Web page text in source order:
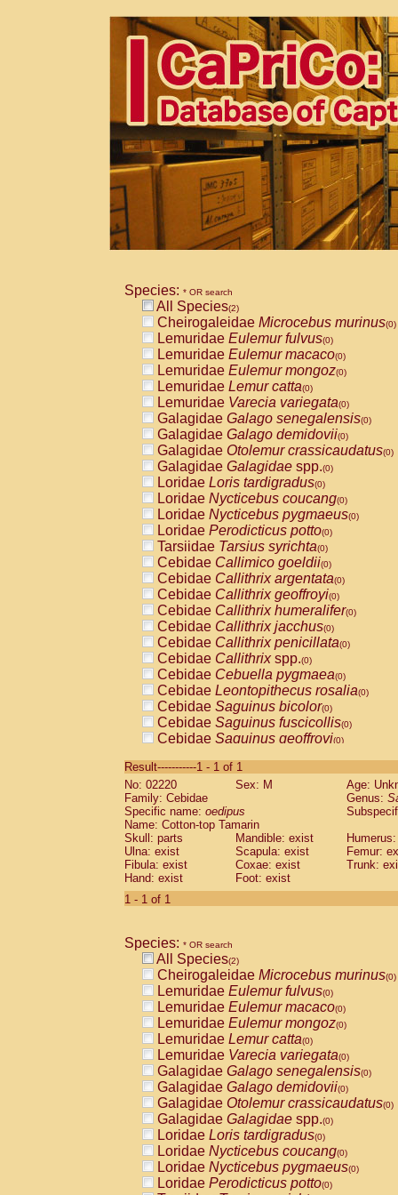
Species: * OR search
All Species(2)
Cheirogaleidae Microcebus murinus(0)
Lemuridae Eulemur fulvus(0)
Lemuridae Eulemur macaco(0)
Lemuridae Eulemur mongoz(0)
Lemuridae Lemur catta(0)
Lemuridae Varecia variegata(0)
Galagidae Galago senegalensis(0)
Galagidae Galago demidovii(0)
Galagidae Otolemur crassicaudatus(0)
Galagidae Galagidae spp.(0)
Loridae Loris tardigradus(0)
Loridae Nycticebus coucang(0)
Loridae Nycticebus pygmaeus(0)
Loridae Perodicticus potto(0)
Tarsiidae Tarsius syrichta(0)
Cebidae Callimico goeldii(0)
Cebidae Callithrix argentata(0)
Cebidae Callithrix geoffroyi(0)
Cebidae Callithrix humeralifer(0)
Cebidae Callithrix jacchus(0)
Cebidae Callithrix penicillata(0)
Cebidae Callithrixspp.(0)
Cebidae Cebuella pygmaea(0)
Cebidae Leontopithecus rosalia(0)
Cebidae Saguinus bicolor(0)
Cebidae Saguinus fuscicollis(0)
Cebidae Saguinus geoffroyi(0)
CebidaeSaguinus labiatus(0)
Cebidae Saguinus leucopus (0)
Cebidae
CebidaeSaguinus mystax
Cebidae Saguinus nigricollis (1)
Cebidae Saguinus oedipus
Cebidae Saguinus weddelli
Cebidae Saguinusspp.
Cebidae
CebidaeCebus capucinus
CebidaeCebus nigrivittatus
CebidaeCebus spp.(0)
CebidaeSaimiri boliviensis(0)
CebidaeSaimiri sciureus(0)
AtelidaeAlouatta caraya(0)
AtelidaeAlouatta fusca(0)
AtelidaeAlouatta seniculus(0)
AtelidaeAlouattaspp.(0)
AtelidaeAteles belzebuth(0)
AtelidaeAteles geoffroyi(0)
AtelidaeAteles paniscus(0)
AtelidaeAtelesspp.(0)
AtelidaeLagothrix lagothricha(0)
AtelidaeLagothrix lagothricha cana
PitheciidaeCacajao calvus
Result-----------1 - 1 of 1
No: 02220
Sex: M
Age:
Family: Cebidae
Genus:
Specific name: oedipus
Name: Cotton-top Tamarin
Skull: parts
Mandible: exist
Ulna: exist
Scapula: exist
Femur:
Fibula: exist
Coxae: exist
Trunk:
Hand: exist
Foot: exist
1 - 1 of 1
Species: * OR search
All Species(2)
Cheirogaleidae Microcebus murinus(0)
Lemuridae Eulemur fulvus(0)
Lemuridae Eulemur macaco(0)
Lemuridae Eulemur mongoz(0)
Lemuridae Lemur catta(0)
Lemuridae Varecia variegata(0)
Galagidae Galago senegalensis(0)
Galagidae Galago demidovii(0)
Galagidae Otolemur crassicaudatus(0)
Galagidae Galagidae spp.(0)
Loridae Loris tardigradus(0)
Loridae Nycticebus coucang(0)
Loridae Nycticebus pygmaeus(0)
Loridae Perodicticus potto(0)